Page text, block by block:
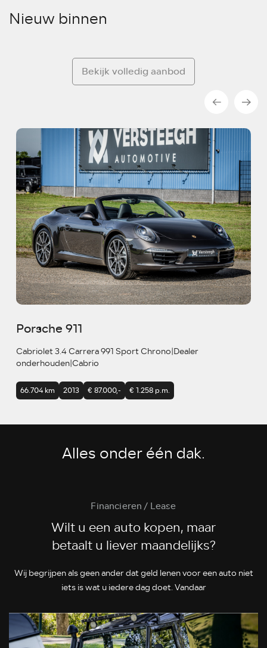
Nieuw binnen
Bekijk volledig aanbod
Porsche 911
Cabriolet 3.4 Carrera 991 Sport Chrono|Dealer
onderhouden|Cabrio
66.704 km 2013 € 87.000,- € 1.258 p.m.
Alles onder één dak.
Financieren / Lease
Wilt u een auto kopen, maar
betaalt u liever maandelijks?
Wij begrijpen als geen ander dat geld lenen voor een auto niet
iets is wat u iedere dag doet. Vandaar